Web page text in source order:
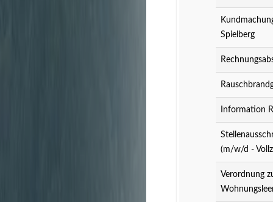
Spielberg
Information
(m/w/d -
Verordnung